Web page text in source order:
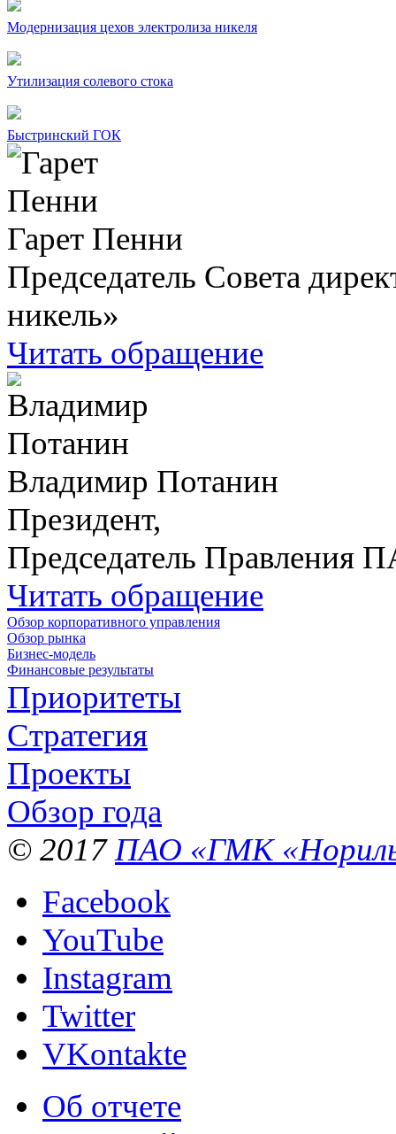
Модернизация цехов электролиза никеля
Утилизация солевого стока
Быстринский ГОК
Гарет Пенни
Председатель Совета
никель»
Читать обращение
Владимир Потанин
Президент,
Председатель Правления
Читать обращение
Обзор корпоративного управления
Обзор рынка
Бизнес-модель
Финансовые результаты
Приоритеты
Стратегия
Проекты
Обзор года
© 2017 ПАО «ГМК
Facebook
YouTube
Instagram
Twitter
VKontakte
Об отчете